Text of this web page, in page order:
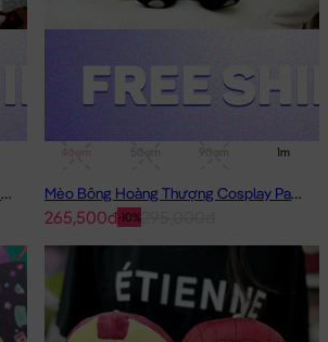
Thỏ Bông Cinnamoroll màu Trắng ngồi đội Mũ Rời
1m
Mèo Bông Hoàng Thượng Cosplay Panda
-10%
265,500đ